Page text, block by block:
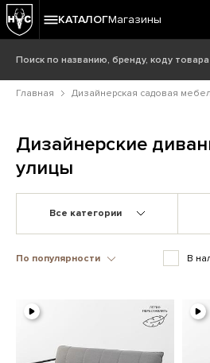
КАТАЛОГМагазины
Главная Дизайнерская садовая
Дизайнерские
улицы
Все категории
По популярности В